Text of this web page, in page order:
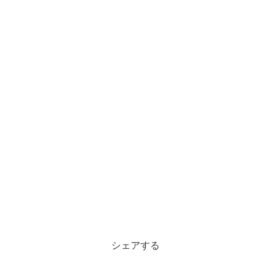
シェアする